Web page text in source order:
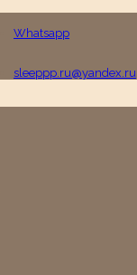
Whatsapp
sleeppp.ru@yandex.ru